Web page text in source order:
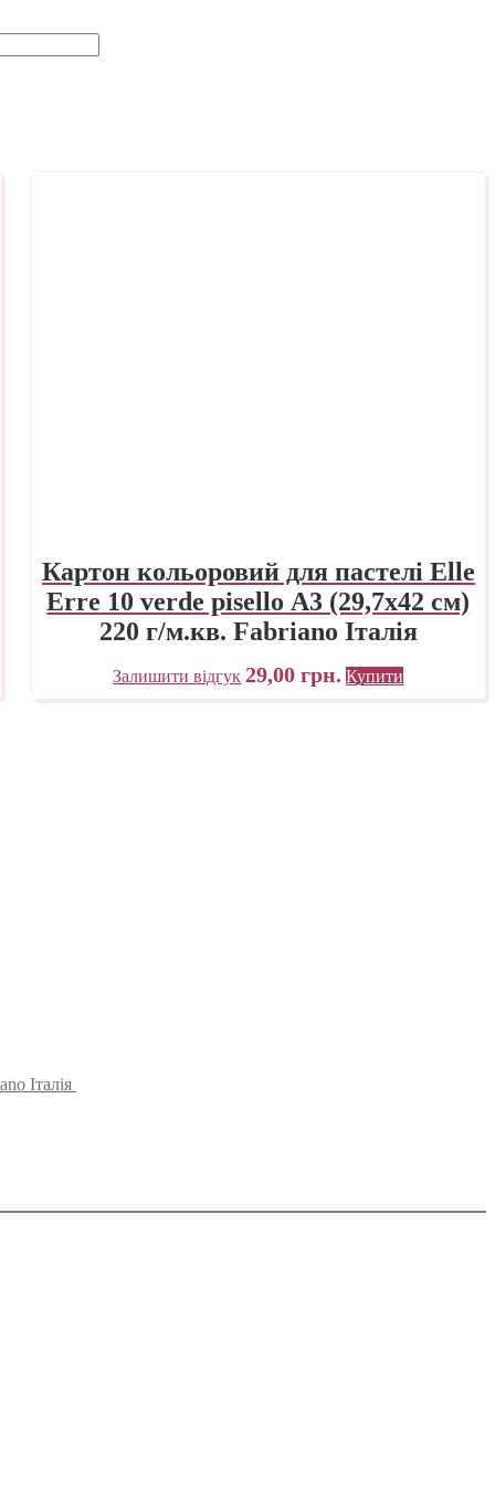
Картон кольоровий для пастелі Elle
Erre 10 verde pisello А3 (29,7х42 см)
220 г/м.кв. Fabriano Італія
Залишити відгук 29,00грн. Купити
Італія